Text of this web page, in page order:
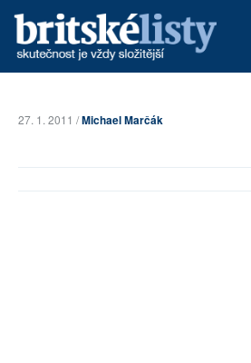
27. 1. 2011 /Michael Marčák